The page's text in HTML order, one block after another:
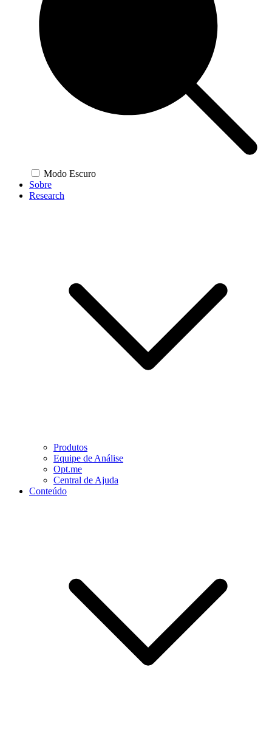
Modo Escuro
Sobre
Research
Produtos
Equipe de Análise
Opt.me
Central de Ajuda
Conteúdo